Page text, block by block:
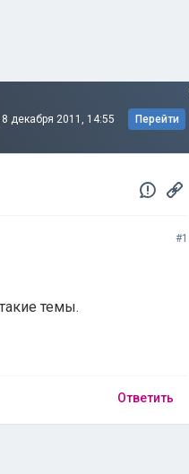
декабря 2011, 14:55 Перейти
#1
темы.
Ответить